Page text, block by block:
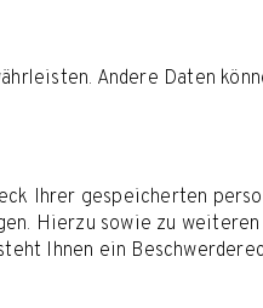
Andere Daten
Ihrer gespeicherten
Hierzu sowie zu
Ihnen ein